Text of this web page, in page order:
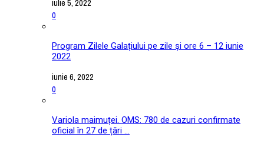
0
Program Zilele Galațiului pe zile și ore 6 – 12 iunie
2022
iunie 6, 2022
0
Variola maimuței. OMS: 780 de cazuri confirmate
oficial în 27 de țări ...